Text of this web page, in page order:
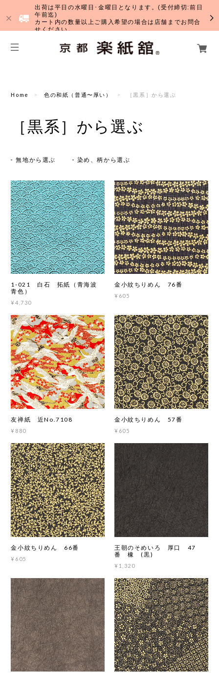
出荷は平日の水曜日･金曜日となります。(受付締切:前日
午前迄)
カート内の数量以上ご購入希望の場合は店舗までお問合
せください。
Home 色の和紙（普通〜厚い） ［黒系］から選ぶ
［黒系］から選ぶ
無地から選ぶ 染め、柄から選ぶ
1-021 白石 拓紙（青海波
青色）
¥4,730
金小紋ちりめん 76番
¥605
友禅紙 近No.7108
¥880
金小紋ちりめん 57番
¥605
金小紋ちりめん 66番
¥605
王朝のそめいろ 厚口 47
番 橡 (黒)
¥1,320